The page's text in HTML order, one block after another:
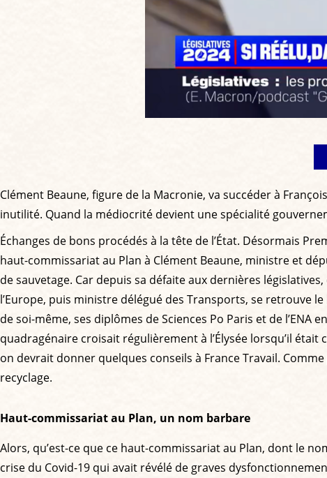
Clément Beaune, figure de la Macronie, va succéder à
inutilité. Quand la médiocrité devient une spécialité
Échanges de bons procédés à la tête de l’État. Désormais
haut-commissariat au Plan à Clément Beaune, ministre et
de sauvetage. Car depuis sa défaite aux dernières
l’Europe, puis ministre délégué des Transports, se retrouve
de soi-même, ses diplômes de Sciences Po Paris et de
quadragénaire croisait régulièrement à l’Élysée lorsqu’il
on devrait donner quelques conseils à France Travail.
recyclage.
Haut-commissariat au Plan, un nom barbare
Alors, qu’est-ce que ce haut-commissariat au Plan, dont le
crise du Covid-19 qui avait révélé de graves